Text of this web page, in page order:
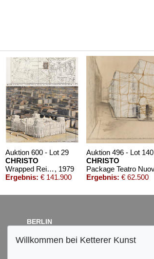
Auktion 600 - Lot 29
CHRISTO
Wrapped Reichstag (Project for Berlin) (2-teilig) , 1979
Ergebnis: € 141.900
Auktion 496 - Lot 140
CHRISTO
Ergebnis: € 62.500
BERLIN
Fasanenstr. 70
Willkommen bei Ketterer Kunst